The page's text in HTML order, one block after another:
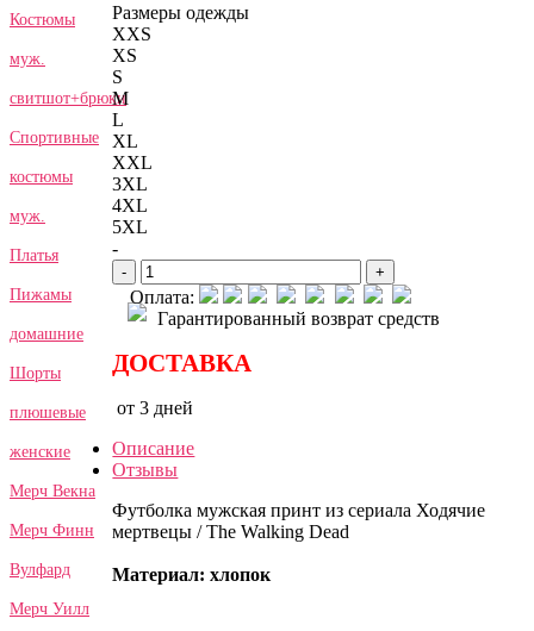
Костюмы
муж.
свитшот+брюки
Спортивные
костюмы
муж.
Платья
Пижамы
домашние
Шорты
плюшевые
женские
Мерч Векна
Мерч Финн
Вулфард
Мерч Уилл
Размеры одежды
XXS
XS
S
M
L
XL
XXL
3XL
4XL
5XL
-
- +
Оплата:
Гарантированный возврат средств
ДОСТАВКА
от 3 дней
Описание
Отзывы
Футболка мужская принт из сериала Ходячие
мертвецы / The Walking Dead
Материал: хлопок